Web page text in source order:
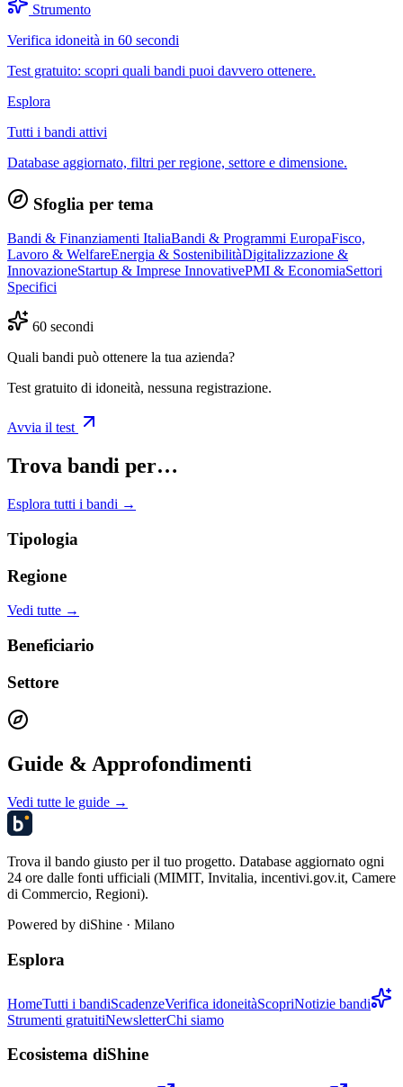
Strumento
Verifica idoneità in 60 secondi
Test gratuito: scopri quali bandi puoi davvero ottenere.
Esplora
Tutti i bandi attivi
Database aggiornato, filtri per regione, settore e dimensione.
Sfoglia per tema
Bandi & Finanziamenti ItaliaBandi & Programmi EuropaFisco,
Lavoro & WelfareEnergia & SostenibilitàDigitalizzazione &
InnovazioneStartup & Imprese InnovativePMI & EconomiaSettori
Specifici
60 secondi
Quali bandi può ottenere la tua azienda?
Test gratuito di idoneità, nessuna registrazione.
Avvia il test
Trova bandi per…
Esplora tutti i bandi →
Tipologia
Regione
Vedi tutte →
Beneficiario
Settore
Guide & Approfondimenti
Vedi tutte le guide →
Trova il bando giusto per il tuo progetto. Database aggiornato ogni
24 ore dalle fonti ufficiali (MIMIT, Invitalia, incentivi.gov.it, Camere
di Commercio, Regioni).
Powered by diShine · Milano
Esplora
HomeTutti i bandiScadenzeVerifica idoneitàScopriNotizie bandi
Strumenti gratuitiNewsletterChi siamo
Ecosistema diShine